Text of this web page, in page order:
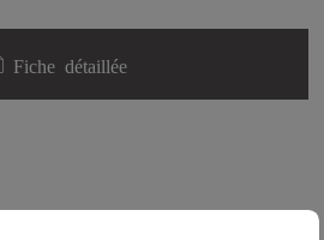
Fiche détaillée